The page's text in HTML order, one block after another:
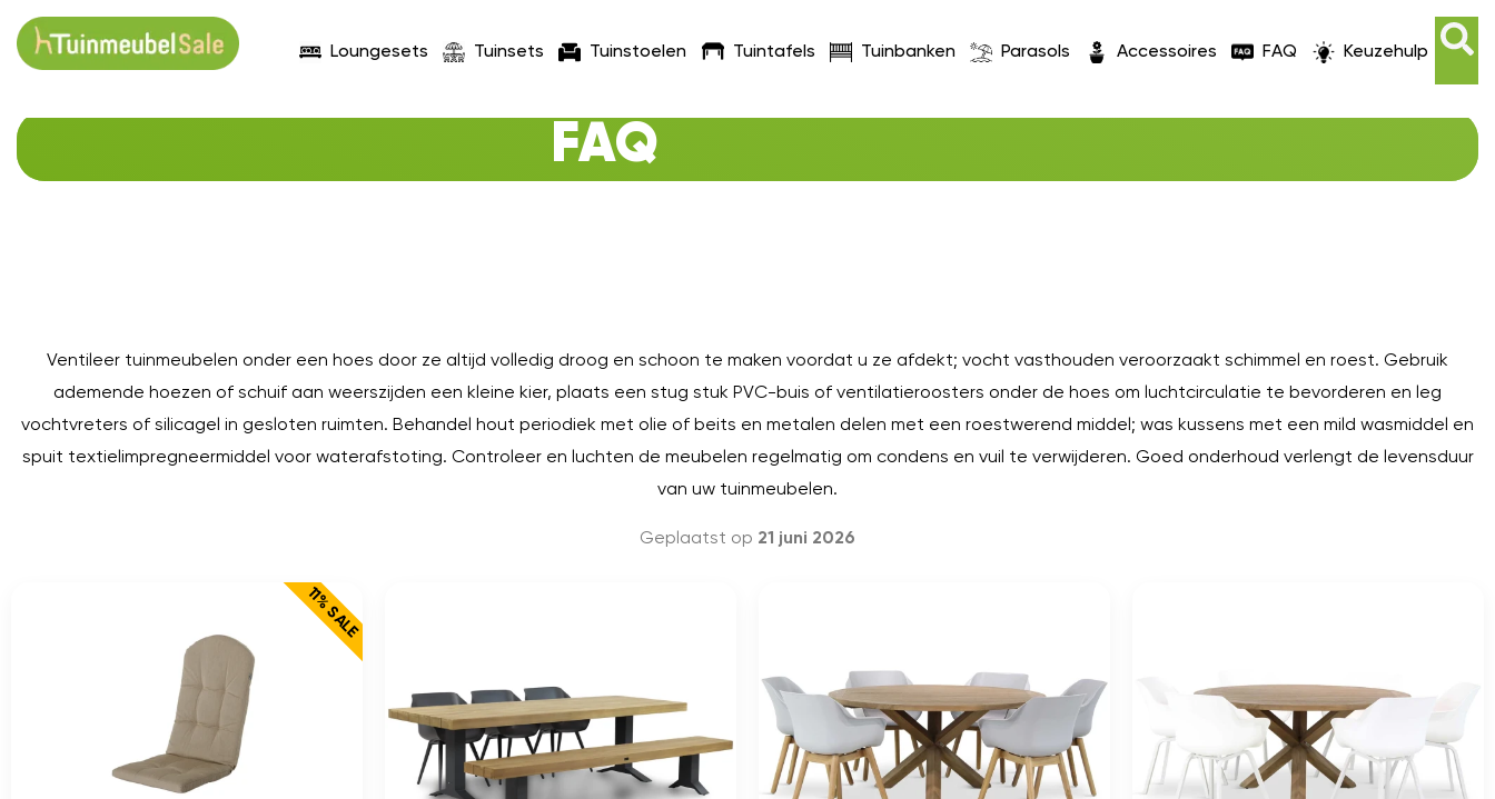
Loungesets Tuinsets Tuinstoelen Tuintafels Tuinbanken Parasols Accessoires FAQ Keuzehulp
FAQ
Ventileer tuinmeubelen onder een hoes door ze altijd volledig droog en schoon te maken voordat u ze afdekt; vocht vasthouden veroorzaakt schimmel en roest. Gebruik
ademende hoezen of schuif aan weerszijden een kleine kier, plaats een stug stuk PVC-buis of ventilatieroosters onder de hoes om luchtcirculatie te bevorderen en leg
vochtvreters of silicagel in gesloten ruimten. Behandel hout periodiek met olie of beits en metalen delen met een roestwerend middel; was kussens met een mild wasmiddel en
spuit textielimpregneermiddel voor waterafstoting. Controleer en luchten de meubelen regelmatig om condens en vuil te verwijderen. Goed onderhoud verlengt de levensduur
van uw tuinmeubelen.
Geplaatst op 21 juni 2026
11% SALE